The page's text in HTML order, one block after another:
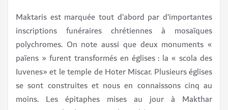
Maktaris est marquée tout d’abord par d’importantes
inscriptions funéraires chrétiennes à mosaïques
polychromes. On note aussi que deux monuments «
païens » furent transformés en églises : la « scola des
Iuvenes» et le temple de Hoter Miscar. Plusieurs églises
se sont construites et nous en connaissons cinq au
moins. Les épitaphes mises au jour à Makthar